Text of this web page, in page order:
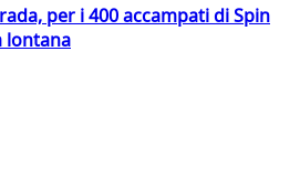
per i 400 accampati di Spin
lontana